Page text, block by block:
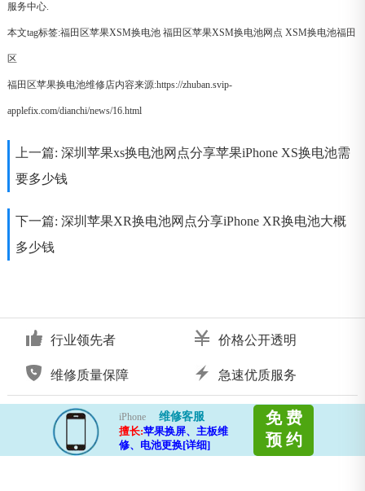
服务中心.
本文tag标签:福田区苹果XSM换电池 福田区苹果XSM换电池网点 XSM换电池福田
区
福田区苹果换电池维修店内容来源:https://zhuban.svip-
applefix.com/dianchi/news/16.html
上一篇: 深圳苹果xs换电池网点分享苹果iPhone XS换电池需
要多少钱
下一篇: 深圳苹果XR换电池网点分享iPhone XR换电池大概
多少钱
行业领先者 价格公开透明
维修质量保障 急速优质服务
iPhone
维修客服
擅长:苹果换屏、主板维
修、电池更换[详细]
免 费
预 约